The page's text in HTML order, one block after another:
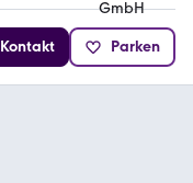
Kontakt Parken